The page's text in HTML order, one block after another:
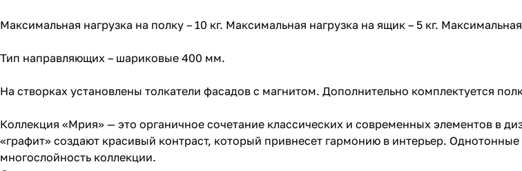
Максимальная нагрузка на полку – 10 кг. Максимальная нагрузка на ящик – 5 кг. Максимальная
Тип направляющих – шариковые 400 мм.
На створках установлены толкатели фасадов с магнитом. Дополнительно комплектуется
Коллекция «Мрия» — это органичное сочетание классических и современных элементов в
«графит» создают красивый контраст, который привнесет гармонию в интерьер.
многослойность коллекции.